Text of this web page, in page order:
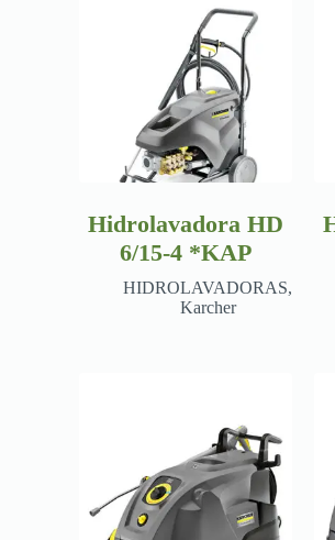
Hidrolavadora HD
6/15-4 *KAP
HIDROLAVADORAS,
Karcher